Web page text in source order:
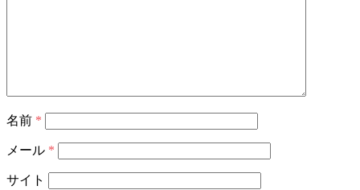
名前 *
メール *
サイト